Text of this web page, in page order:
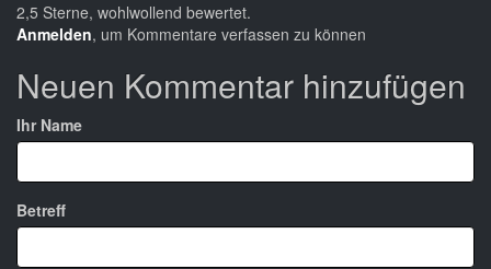
2,5 Sterne, wohlwollend bewertet.
Anmelden, um Kommentare verfassen zu können
Neuen Kommentar hinzufügen
Ihr Name
Betreff